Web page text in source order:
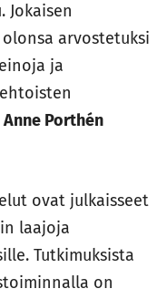
arvostetuksi
ja
Anne Porthén
ovat julkaisseet
laajoja
Tutkimuksista
on